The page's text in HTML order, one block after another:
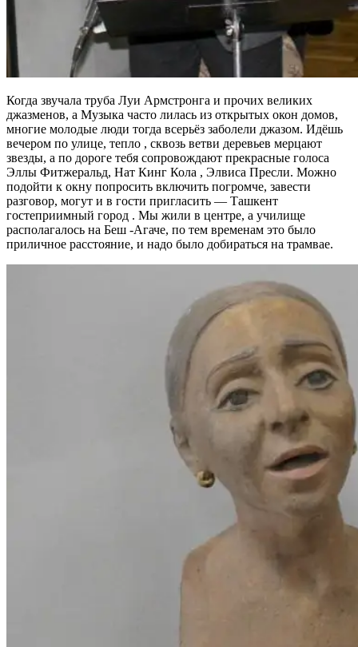
Когда звучала труба Луи Армстронга и прочих великих
джазменов, а Музыка часто лилась из открытых окон домов,
многие молодые люди тогда всерьёз заболели джазом. Идёшь
вечером по улице, тепло , сквозь ветви деревьев мерцают
звезды, а по дороге тебя сопровождают прекрасные голоса
Эллы Фитжеральд, Нат Кинг Кола , Элвиса Пресли. Можно
подойти к окну попросить включить погромче, завести
разговор, могут и в гости пригласить — Ташкент
гостеприимный город . Мы жили в центре, а училище
располагалось на Беш -Агаче, по тем временам это было
приличное расстояние, и надо было добираться на трамвае.